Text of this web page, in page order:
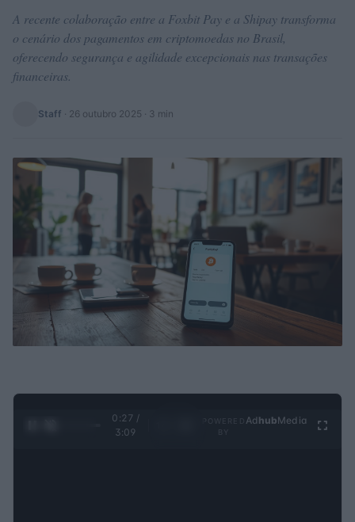
A recente colaboração entre a Foxbit Pay e a Shipay transforma
o cenário dos pagamentos em criptomoedas no Brasil,
oferecendo segurança e agilidade excepcionais nas transações
financeiras.
Staff · 26 outubro 2025 · 3 min
0:28 /
3:09
Ad hubMedia